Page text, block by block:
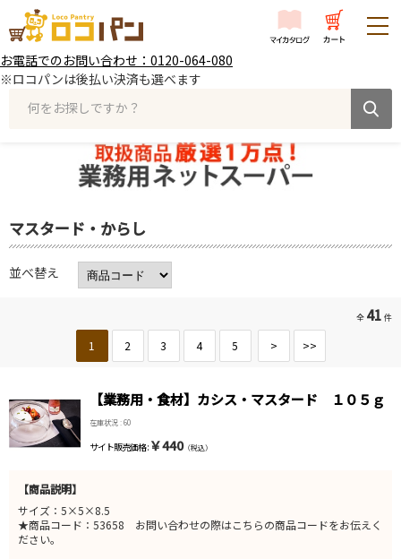
お電話でのお問い合わせ：0120-064-080
※ロコパンは後払い決済も選べます
何をお探しですか？
マスタード・からし
並べ替え
全 41 件
1 2 3 4 5 > >>
【業務用・食材】カシス・マスタード １０５ｇ
在庫状況 : 60
サイト販売価格 : ￥440（税込）
【商品説明】
サイズ：5×5×8.5
★商品コード：53658 お問い合わせの際はこちらの商品コードをお伝えく
ださい。